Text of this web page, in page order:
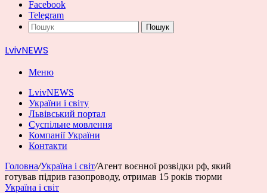
Facebook
Telegram
Пошук
LvivNEWS
Меню
LvivNEWS
України і світу
Львівський портал
Суспільне мовлення
Компанії України
Контакти
Головна/Україна і світ/Агент воєнної розвідки рф, який
готував підрив газопроводу, отримав 15 років тюрми
Україна і світ